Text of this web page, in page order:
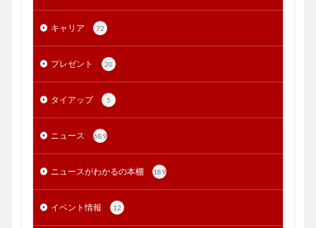
キャリア 72
プレゼント 20
タイアップ 5
ニュース 689
ニュースがわかるの本棚 189
イベント情報 12